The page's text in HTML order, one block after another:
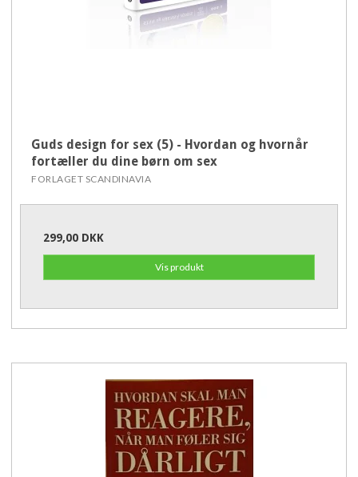
Guds design for sex (5) - Hvordan og hvornår
fortæller du dine børn om sex
FORLAGET SCANDINAVIA
299,00 DKK
Vis produkt